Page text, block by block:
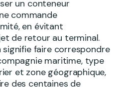
un conteneur
commande
en évitant
de retour au terminal.
signifie faire correspondre
maritime, type
et zone géographique,
des centaines de